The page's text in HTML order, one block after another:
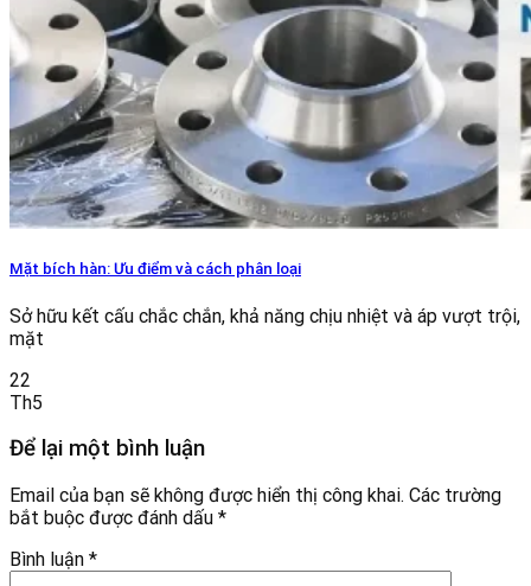
Mặt bích hàn: Ưu điểm và cách phân loại
Sở hữu kết cấu chắc chắn, khả năng chịu nhiệt và áp vượt trội,
mặt
22
Th5
Để lại một bình luận
Email của bạn sẽ không được hiển thị công khai. Các trường
bắt buộc được đánh dấu *
Bình luận *